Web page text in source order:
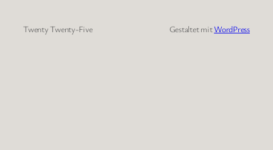
Twenty Twenty-Five Gestaltet mitWordPress